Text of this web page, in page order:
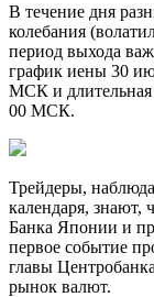
В течение дня
колебания
период выхода
график иены 30
МСК и длительная
00 МСК.
Трейдеры,
календаря, знают,
Банка Японии и
первое событие
главы
рынок валют.